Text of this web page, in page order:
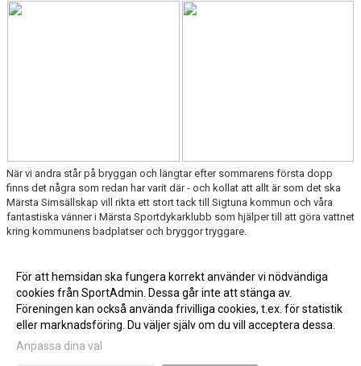
När vi andra står på bryggan och längtar efter sommarens första dopp
finns det några som redan har varit där - och kollat att allt är som det ska
Märsta Simsällskap vill rikta ett stort tack till Sigtuna kommun och våra
fantastiska vänner i Märsta Sportdykarklubb som hjälper till att göra vattnet
kring kommunens badplatser och bryggor tryggare.
Fler nyheter >>
För att hemsidan ska fungera korrekt använder vi nödvändiga
cookies från SportAdmin. Dessa går inte att stänga av.
Föreningen kan också använda frivilliga cookies, t.ex. för statistik
eller marknadsföring. Du väljer själv om du vill acceptera dessa.
Anpassa dina val